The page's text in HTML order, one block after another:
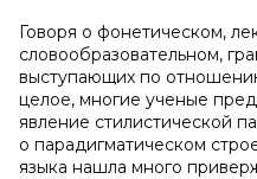
Говоря о фонетическом,
словообразовательном,
выступающих по
целое, многие ученые
явление стилистической
о парадигматическом
языка нашла много